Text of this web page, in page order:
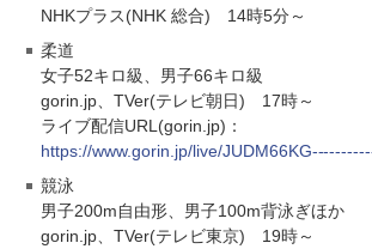
NHKプラス(NHK 総合) 14時5分～
柔道
女子52キロ級、男子66キロ級
gorin.jp、TVer(テレビ朝日) 17時～
ライブ配信URL(gorin.jp)：
https://www.gorin.jp/live/
競泳
男子200m自由形、男子100m背泳ぎほか
gorin.jp、TVer(テレビ東京) 19時～